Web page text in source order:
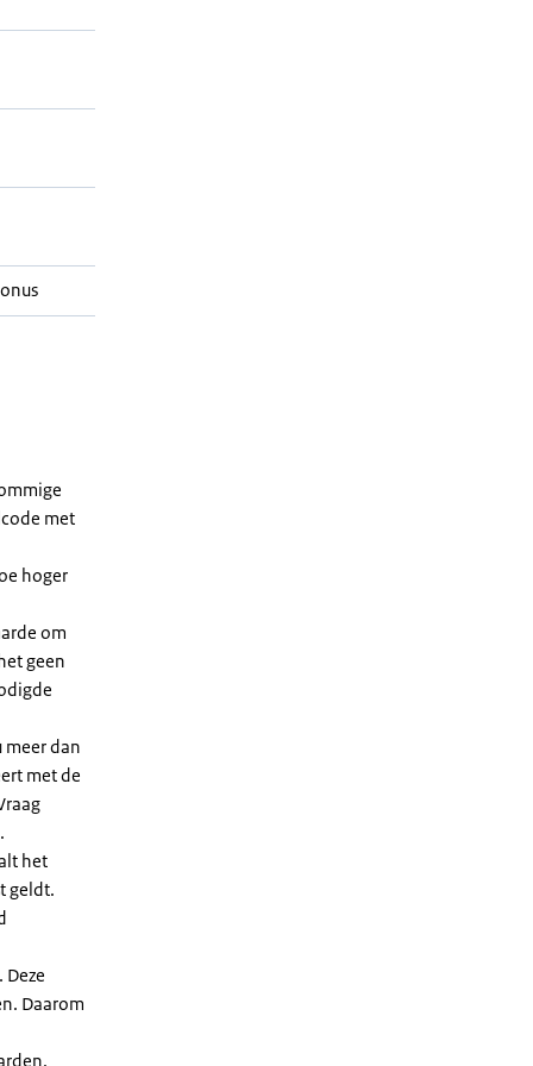
met
hoger
om
geen
meer dan
met de
het
geldt.
Daarom